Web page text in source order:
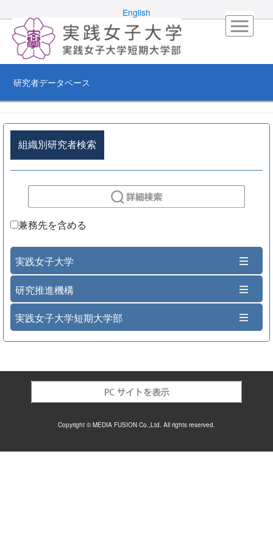
English
研究者データベース
組織別研究者検索
兼務先を含める
実践女子大学
研究推進機構
実践女子大学短期大学部
Copyright © MEDIA FUSION Co.,Ltd. All rights reserved.